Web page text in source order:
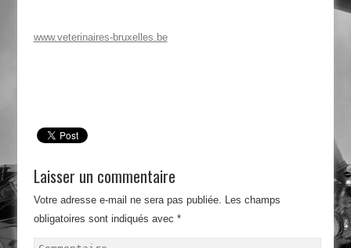
www.veterinaires-bruxelles.be
Laisser un commentaire
Votre adresse e-mail ne sera pas publiée. Les champs
obligatoires sont indiqués avec *